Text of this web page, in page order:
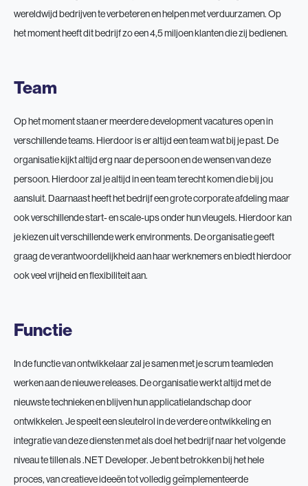
wereldwijd bedrijven te verbeteren en helpen met verduurzamen. Op
het moment heeft dit bedrijf zo een 4,5 miljoen klanten die zij bedienen.
Team
Op het moment staan er meerdere development vacatures open in
verschillende teams. Hierdoor is er altijd een team wat bij je past. De
organisatie kijkt altijd erg naar de persoon en de wensen van deze
persoon. Hierdoor zal je altijd in een team terecht komen die bij jou
aansluit. Daarnaast heeft het bedrijf een grote corporate afdeling maar
ook verschillende start- en scale-ups onder hun vleugels. Hierdoor kan
je kiezen uit verschillende werk environments. De organisatie geeft
graag de verantwoordelijkheid aan haar werknemers en biedt hierdoor
ook veel vrijheid en flexibiliteit aan.
Functie
In de functie van ontwikkelaar zal je samen met je scrum teamleden
werken aan de nieuwe releases. De organisatie werkt altijd met de
nieuwste technieken en blijven hun applicatielandschap door
ontwikkelen. Je speelt een sleutelrol in de verdere ontwikkeling en
integratie van deze diensten met als doel het bedrijf naar het volgende
niveau te tillen als .NET Developer. Je bent betrokken bij het hele
proces, van creatieve ideeën tot volledig geïmplementeerde